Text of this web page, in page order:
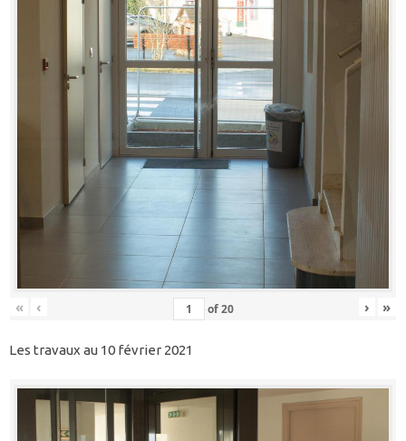
« ‹ of20 › »
Les travaux au 10 février 2021